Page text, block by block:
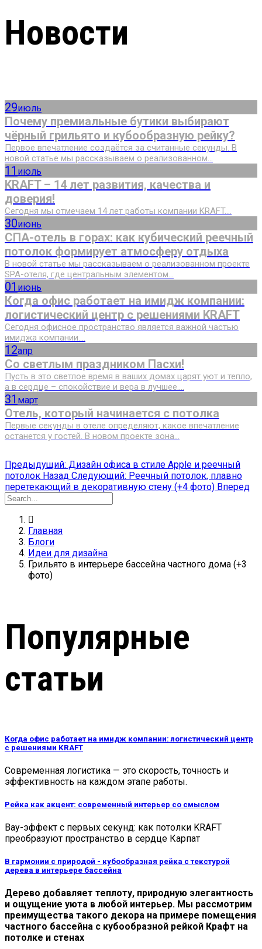
Новости
29июль
Почему премиальные бутики выбирают
чёрный грильято и кубообразную рейку?
Первое впечатление создаётся за считанные секунды. В
новой статье мы рассказываем о реализованном...
11 июль
KRAFT – 14 лет развития, качества и
доверия!
Сегодня мы отмечаем 14 лет работы компании KRAFT....
30июнь
СПА-отель в горах: как кубический реечный
потолок формирует атмосферу отдыха
В новой статье мы рассказываем о реализованном проекте
SPA-отеля, где центральным элементом...
01 июнь
Когда офис работает на имидж компании:
логистический центр с решениями KRAFT
Сегодня офисное пространство является важной частью
имиджа компании....
12апр
Со светлым праздником Пасхи!
Пусть в это светлое время в ваших домах царят уют и тепло,
а в сердце – спокойствие и вера в лучшее....
31 март
Отель, который начинается с потолка
Первые секунды в отеле определяют, какое впечатление
останется у гостей. В новом проекте зона...
Предыдущий: Дизайн офиса в стиле Apple и реечный
потолок Назад Следующий: Реечный потолок, плавно
перетекающий в декоративную стену (+4 фото) Вперед
Главная
Блоги
Идеи для дизайна
Грильято в интерьере бассейна частного дома (+3
фото)
Популярные
статьи
Когда офис работает на имидж компании: логистический центр
с решениями KRAFT
Современная логистика — это скорость, точность и
эффективность на каждом этапе работы.
Рейка как акцент: современный интерьер со смыслом
Вау-эффект с первых секунд: как потолки KRAFT
преобразуют пространство в сердце Карпат
В гармонии с природой - кубообразная рейка с текстурой
дерева в интерьере бассейна
Дерево добавляет теплоту, природную элегантность
и ощущение уюта в любой интерьер. Мы рассмотрим
преимущества такого декора на примере помещения
частного бассейна с кубообразной рейкой Крафт на
потолке и стенах